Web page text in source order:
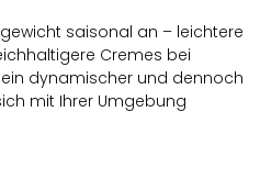
saisonal an – leichtere
Cremes bei
ein dynamischer und dennoch
mit Ihrer Umgebung